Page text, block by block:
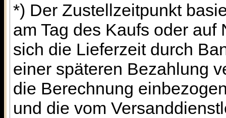
*) Der Zustellzeitpunkt
am Tag des Kaufs oder
sich die Lieferzeit durch
einer späteren Bezahlung
die Berechnung
und die vom